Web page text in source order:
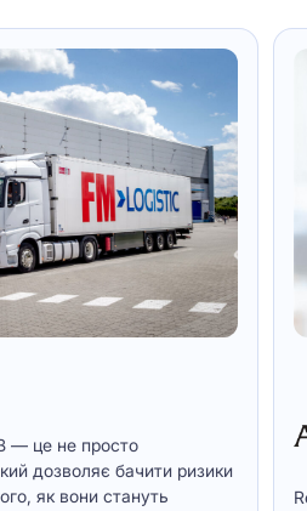
— це не просто
дозволяє бачити ризики
як вони стануть